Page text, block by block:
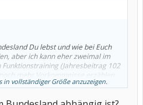
Du lebst und wie bei Euch
aber ich kann eher zweimal im
Funktionstraining (Jahresbeitrag 102
mehr Vorkommnisse erzählen,
geht nicht nur mir so.
in vollständiger Größe anzuzeigen.